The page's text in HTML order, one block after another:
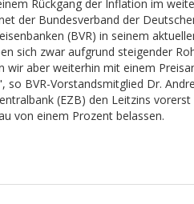
Rückgang der Inflation im
der Bundesverband der
(BVR) in seinem
sich zwar aufgrund steigender
wir aber weiterhin mit einem
so BVR-Vorstandsmitglied Dr.
(EZB) den Leitzins
von einem Prozent belassen.